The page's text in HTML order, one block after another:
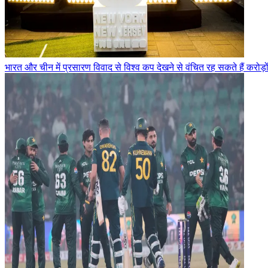
भारत और चीन में प्रसारण विवाद से विश्व कप देखने से वंचित रह सकते हैं